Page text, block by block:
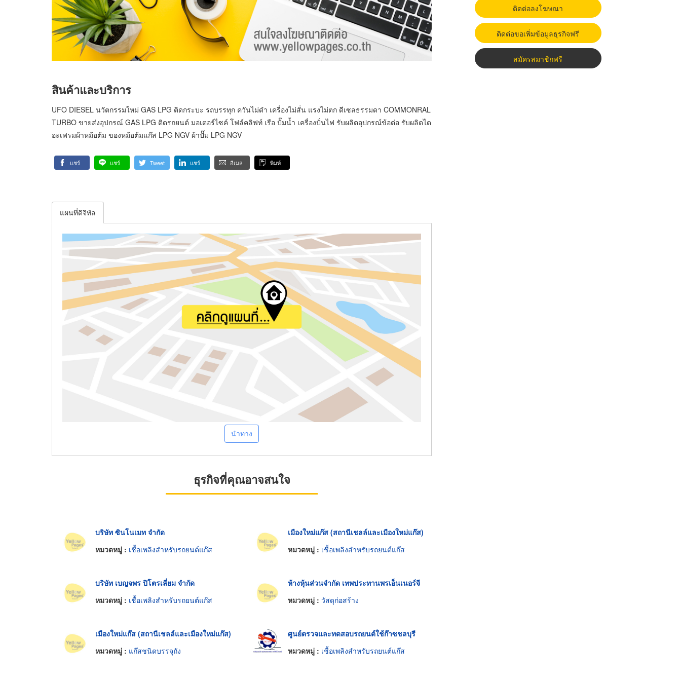
สินค้าและบริการ
UFO DIESEL นวัตกรรมใหม่ GAS LPG ติดกระบะ รถบรรทุก ควันไม่ดำ เครื่องไม่สั่น แรงไม่ตก ดีเซลธรรมดา COMMONRAL
TURBO ขายส่งอุปกรณ์ GAS LPG ติดรถยนต์ มอเตอร์ไซค์ โฟล์คลิฟท์ เรือ ปั๊มน้ำ เครื่องปั่นไฟ รับผลิตอุปกรณ์ข้อต่อ รับผลิตได
อะเฟรมผ้าหม้อต้ม ของหม้อต้มแก๊ส LPG NGV ผ้าปั๊ม LPG NGV
แชร์ แชร์ Tweet แชร์ อีเมล พิมพ์
แผนที่ดิจิทัล
นำทาง
ธุรกิจที่คุณอาจสนใจ
บริษัท ซินโนเมท จำกัด
หมวดหมู่ : เชื้อเพลิงสำหรับรถยนต์แก๊ส
เมืองใหม่แก๊ส (สถานีเชลล์และเมืองใหม่แก๊ส)
หมวดหมู่ : เชื้อเพลิงสำหรับรถยนต์แก๊ส
บริษัท เบญจพร ปิโตรเลี่ยม จำกัด
หมวดหมู่ : เชื้อเพลิงสำหรับรถยนต์แก๊ส
ห้างหุ้นส่วนจำกัด เทพประทานพรเอ็นเนอร์จี
หมวดหมู่ : วัสดุก่อสร้าง
เมืองใหม่แก๊ส (สถานีเชลล์และเมืองใหม่แก๊ส)
หมวดหมู่ : แก๊สชนิดบรรจุถัง
ศูนย์ตรวจและทดสอบรถยนต์ใช้ก๊าซชลบุรี
หมวดหมู่ : เชื้อเพลิงสำหรับรถยนต์แก๊ส
ติดต่อลงโฆษณา
ติดต่อขอเพิ่มข้อมูลธุรกิจฟรี
สมัครสมาชิกฟรี